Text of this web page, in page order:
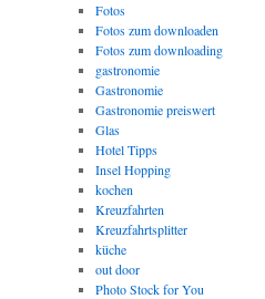
Fotos
Fotos zum downloaden
Fotos zum downloading
gastronomie
Gastronomie
Gastronomie preiswert
Glas
Hotel Tipps
Insel Hopping
kochen
Kreuzfahrten
Kreuzfahrtsplitter
küche
out door
Photo Stock for You